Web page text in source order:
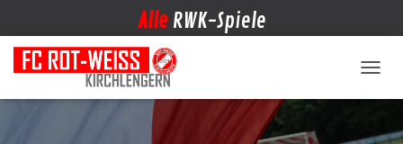
Alle RWK-Spiele